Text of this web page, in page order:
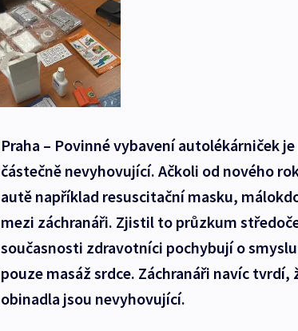
Praha – Povinné vybavení autolékárniček
částečně nevyhovující. Ačkoli od nového
autě například resuscitační masku,
mezi záchranáři. Zjistil to průzkum
současnosti zdravotníci pochybují o
pouze masáž srdce. Záchranáři navíc tvrdí,
obinadla jsou nevyhovující.